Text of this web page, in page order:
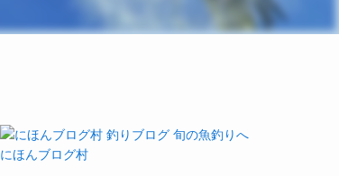
にほんブログ村